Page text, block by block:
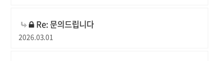
Re: 문의드립니다
2026.03.01